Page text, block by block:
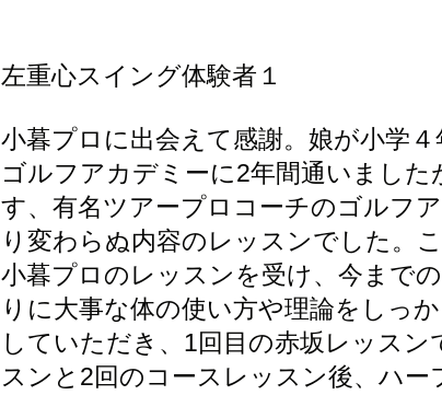
左重心スイング体験者１
小暮プロに出会えて感謝。娘が小学
ゴルフアカデミーに2年間通いまし
す、有名ツアープロコーチのゴルフ
り変わらぬ内容のレッスンでした。
小暮プロのレッスンを受け、今まで
りに大事な体の使い方や理論をしっ
していただき、1回目の赤坂レッス
スンと2回のコースレッスン後、ハ